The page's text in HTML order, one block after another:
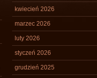
kwiecień 2026
marzec 2026
luty 2026
styczeń 2026
grudzień 2025